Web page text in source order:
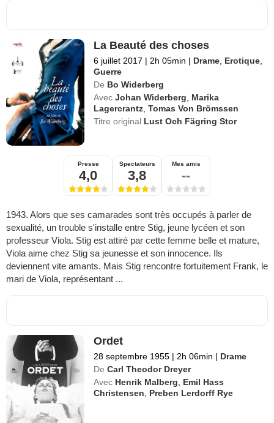
La Beauté des choses
6 juillet 2017 | 2h 05min | Drame, Erotique,
Guerre
De Bo Widerberg
Avec Johan Widerberg, Marika
Lagercrantz,Tomas Von Brömssen
Titre original Lust Och Fägring Stor
Presse
4,0
Spectateurs
3,8
Mes amis
--
1943. Alors que ses camarades sont très occupés à parler de
sexualité, un trouble s'installe entre Stig, jeune lycéen et son
professeur Viola. Stig est attiré par cette femme belle et mature,
Viola aime chez Stig sa jeunesse et son innocence. Ils
deviennent vite amants. Mais Stig rencontre fortuitement Frank, le
mari de Viola, représentant ...
Ordet
28 septembre 1955 | 2h 06min | Drame
De Carl Theodor Dreyer
Avec Henrik Malberg, Emil Hass
Christensen, Preben Lerdorff Rye